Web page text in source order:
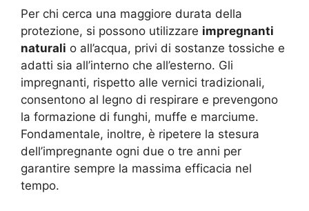
Per chi cerca una maggiore durata della
protezione, si possono utilizzare impregnanti
naturali o all’acqua, privi di sostanze tossiche e
adatti sia all’interno che all’esterno. Gli
impregnanti, rispetto alle vernici tradizionali,
consentono al legno di respirare e prevengono
la formazione di funghi, muffe e marciume.
Fondamentale, inoltre, è ripetere la stesura
dell’impregnante ogni due o tre anni per
garantire sempre la massima efficacia nel
tempo.